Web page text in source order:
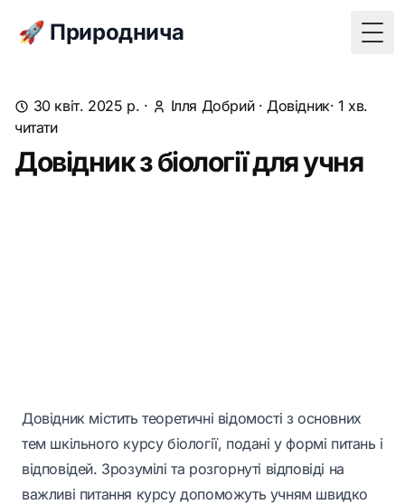
🚀 Природнича
30 квіт. 2025 р. · Ілля Добрий·Довідник· 1 хв.
читати
Довідник з біології для учня
Довідник містить теоретичні відомості з основних
тем шкільного курсу біології, подані у формі питань і
відповідей. Зрозумілі та розгорнуті відповіді на
важливі питання курсу допоможуть учням швидко